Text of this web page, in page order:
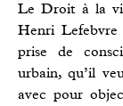
Le Droit à la
Henri Lefebvre
prise de
urbain, qu’il
avec pour